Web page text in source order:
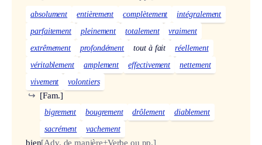
absolument entièrement complètement
intégralement
parfaitement
pleinement totalement
vraiment
extrêmement
profondément tout à fait
réellement
véritablement
amplement effectivement
nettement
vivement
volontiers
[Fam.]
↪
bigrement bougrement drôlement
diablement
sacrément
vachement
bien[Adv. de manière+Verbe ou pp.]